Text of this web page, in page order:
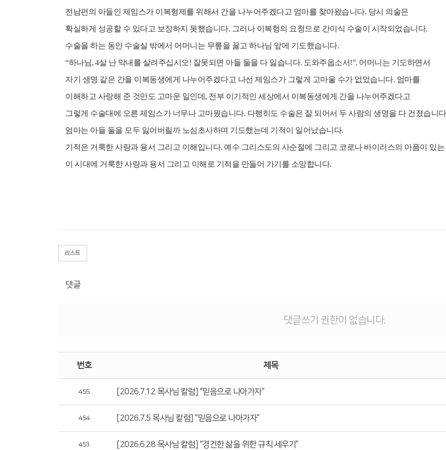
전남편의 아들인 제임스가 이복형제를 위해서 간을 나누어주겠다고 엄마를 찾아왔습니다. 당시 의술은
확실하게 성공할 수 있다고 보장하지 못했습니다. 그러나 이복형의 요청으로 간이식 수술이 시작되었습니다.
수술을 하는 동안 수술실 밖에서 어머니는 무릎을 꿇고 하나님 앞에 기도했습니다.
“하나님, 4살 난 막내를 살려주십시오! 잘못되면 아들 둘을 다 잃습니다. 도와주옵소서!”. 어머니는 기도하면서
자기 생명 같은 간을 이복동생에게 나누어주겠다고 나선 제임스가 그렇게 고마울 수가 없었습니다. 엄마를
이해하고 사랑해 준 것만도 고마운 일인데, 전부 이기적인 세상에서 이복동생에게 간을 나누어주겠다고
그렇게 수술대에 오른 제임스가 너무나 고마웠습니다. 다행히도 수술은 잘 되어서 두 사람의 생명을 다 건졌습니
엄마는 아들 둘을 모두 잃어버릴까 노심초사하며 기도했는데 기적이 일어났습니다.
기적은 거룩한 사랑과 용서 그리고 이해입니다. 예수 그리스도의 사순절에 그리고 코로나 바이러스의 아픔이 있는
이 시대에 거룩한 사랑과 용서 그리고 이해로 기적을 만들어 가기를 소망합니다.
리스트
댓글
댓글쓰기 권한이 없습니다.
번호 제목
455 [2026.7.12 목사님 칼럼] “믿음으로 나아가자”
454 [2026.7.5 목사님 칼럼] “믿음으로 나아가자”
453 [2026.6.28 목사님 칼럼] “경건한 삶을 위한 규칙 세우기”